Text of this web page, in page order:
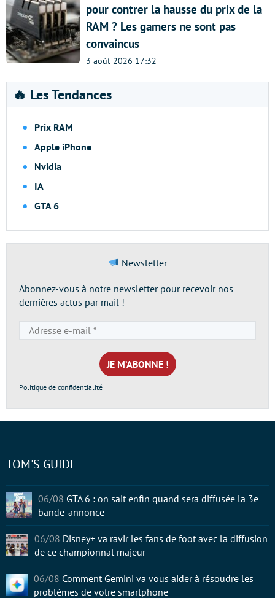
pour contrer la hausse du prix de la
RAM ? Les gamers ne sont pas
convaincus
3 août 2026 17:32
🔥 Les Tendances
Prix RAM
Apple iPhone
Nvidia
IA
GTA 6
Newsletter
Abonnez-vous à notre newsletter pour recevoir nos
dernières actus par mail !
e-
mail
*
Politique de confidentialité
TOM'S GUIDE
06/08 GTA 6 : on sait enfin quand sera diffusée la 3e
bande-annonce
06/08 Disney+ va ravir les fans de foot avec la diffusion
de ce championnat majeur
06/08 Comment Gemini va vous aider à résoudre les
problèmes de votre smartphone